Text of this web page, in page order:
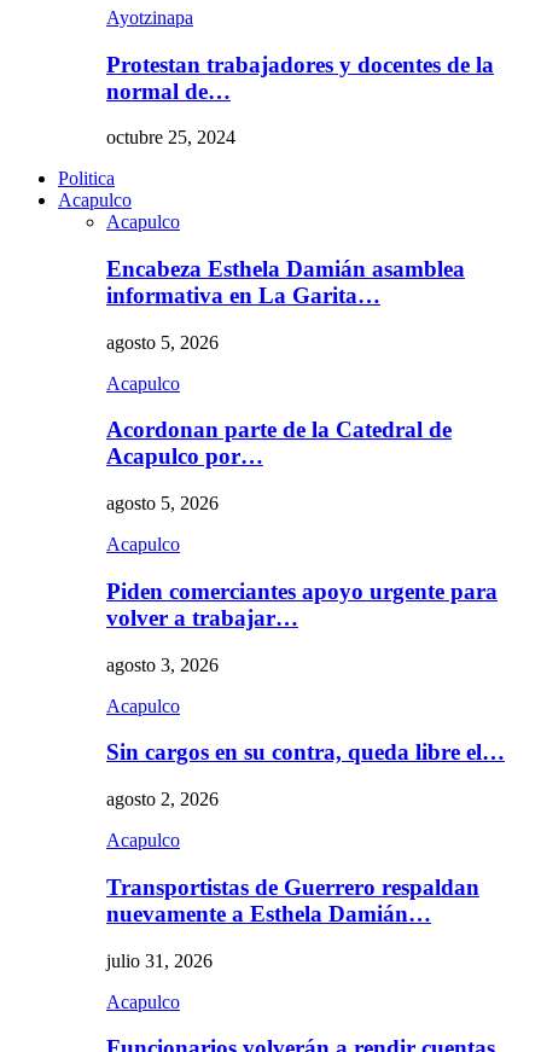
Ayotzinapa
Protestan trabajadores y docentes de la
normal de…
octubre 25, 2024
Politica
Acapulco
Acapulco
Encabeza Esthela Damián asamblea
informativa en La Garita…
agosto 5, 2026
Acapulco
Acordonan parte de la Catedral de
Acapulco por…
agosto 5, 2026
Acapulco
Piden comerciantes apoyo urgente para
volver a trabajar…
agosto 3, 2026
Acapulco
Sin cargos en su contra, queda libre el…
agosto 2, 2026
Acapulco
Transportistas de Guerrero respaldan
nuevamente a Esthela Damián…
julio 31, 2026
Acapulco